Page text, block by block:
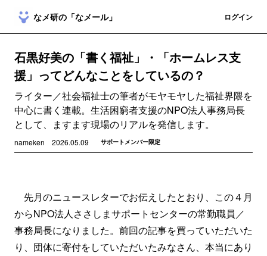
なメ研の「なメール」 ログイン
石黒好美の「書く福祉」・「ホームレス支
援」ってどんなことをしているの？
ライター／社会福祉士の筆者がモヤモヤした福祉界隈を
中心に書く連載。生活困窮者支援のNPO法人事務局長
として、ますます現場のリアルを発信します。
nameken 2026.05.09 サポートメンバー限定
先月のニュースレターでお伝えしたとおり、この４月
からNPO法人ささしまサポートセンターの常勤職員／
事務局長になりました。前回の記事を買っていただいた
り、団体に寄付をしていただいたみなさん、本当にあり